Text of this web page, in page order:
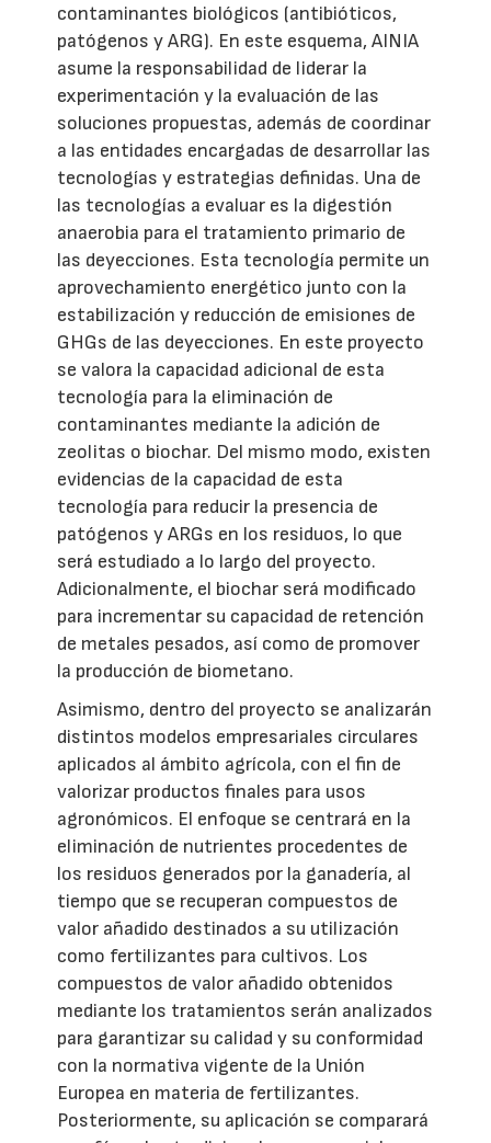
contaminantes biológicos (antibióticos,
patógenos y ARG). En este esquema, AINIA
asume la responsabilidad de liderar la
experimentación y la evaluación de las
soluciones propuestas, además de coordinar
a las entidades encargadas de desarrollar las
tecnologías y estrategias definidas. Una de
las tecnologías a evaluar es la digestión
anaerobia para el tratamiento primario de
las deyecciones. Esta tecnología permite un
aprovechamiento energético junto con la
estabilización y reducción de emisiones de
GHGs de las deyecciones. En este proyecto
se valora la capacidad adicional de esta
tecnología para la eliminación de
contaminantes mediante la adición de
zeolitas o biochar. Del mismo modo, existen
evidencias de la capacidad de esta
tecnología para reducir la presencia de
patógenos y ARGs en los residuos, lo que
será estudiado a lo largo del proyecto.
Adicionalmente, el biochar será modificado
para incrementar su capacidad de retención
de metales pesados, así como de promover
la producción de biometano.
Asimismo, dentro del proyecto se analizarán
distintos modelos empresariales circulares
aplicados al ámbito agrícola, con el fin de
valorizar productos finales para usos
agronómicos. El enfoque se centrará en la
eliminación de nutrientes procedentes de
los residuos generados por la ganadería, al
tiempo que se recuperan compuestos de
valor añadido destinados a su utilización
como fertilizantes para cultivos. Los
compuestos de valor añadido obtenidos
mediante los tratamientos serán analizados
para garantizar su calidad y su conformidad
con la normativa vigente de la Unión
Europea en materia de fertilizantes.
Posteriormente, su aplicación se comparará